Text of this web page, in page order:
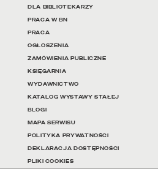
DLA BIBLIOTEKARZY
PRACA W BN
PRACA
OGŁOSZENIA
ZAMÓWIENIA PUBLICZNE
KSIĘGARNIA
WYDAWNICTWO
KATALOG WYSTAWY STAŁEJ
BLOGI
MAPA SERWISU
POLITYKA PRYWATNOŚCI
DEKLARACJA DOSTĘPNOŚCI
PLIKI COOKIES